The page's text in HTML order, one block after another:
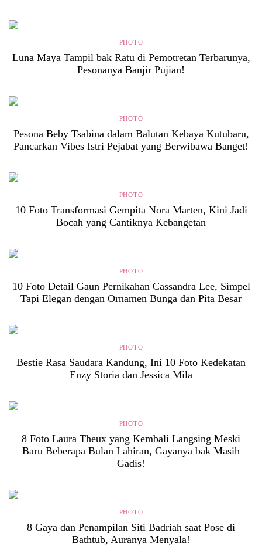
PHOTO
Luna Maya Tampil bak Ratu di Pemotretan Terbarunya,
Pesonanya Banjir Pujian!
PHOTO
Pesona Beby Tsabina dalam Balutan Kebaya Kutubaru,
Pancarkan Vibes Istri Pejabat yang Berwibawa Banget!
PHOTO
10 Foto Transformasi Gempita Nora Marten, Kini Jadi
Bocah yang Cantiknya Kebangetan
PHOTO
10 Foto Detail Gaun Pernikahan Cassandra Lee, Simpel
Tapi Elegan dengan Ornamen Bunga dan Pita Besar
PHOTO
Bestie Rasa Saudara Kandung, Ini 10 Foto Kedekatan
Enzy Storia dan Jessica Mila
PHOTO
8 Foto Laura Theux yang Kembali Langsing Meski
Baru Beberapa Bulan Lahiran, Gayanya bak Masih
Gadis!
PHOTO
8 Gaya dan Penampilan Siti Badriah saat Pose di
Bathtub, Auranya Menyala!